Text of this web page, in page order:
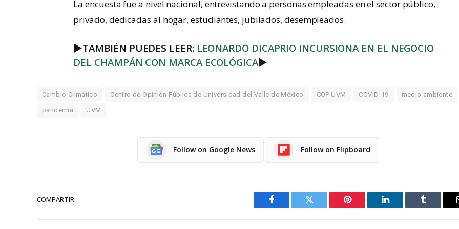
La encuesta fue a nivel nacional, entrevistando a personas empleadas en el sector público,
privado, dedicadas al hogar, estudiantes, jubilados, desempleados.
►TAMBIÉN PUEDES LEER: LEONARDO DICAPRIO INCURSIONA EN EL NEGOCIO
DEL CHAMPÁN CON MARCA ECOLÓGICA►
Cambio Climático Centro de Opinión Pública de Universidad del Valle de México COP UVM COVID-19 medio ambiente
pandemia UVM
Follow on Google News Follow on Flipboard
COMPARTIR.
Facebook Twitter Pinterest LinkedIn Tumblr